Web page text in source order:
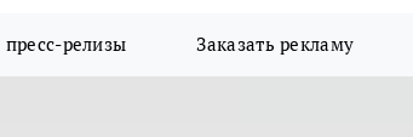
релизы Заказать рекламу